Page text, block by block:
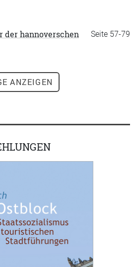
Seite 57-79
der hannoverschen
ANZEIGEN